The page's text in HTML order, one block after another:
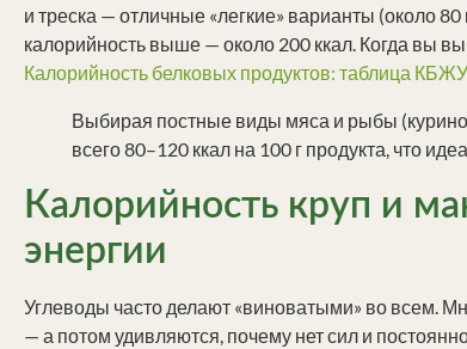
и треска — отличные «легкие» варианты (около
калорийность выше — около 200 ккал. Когда вы
Калорийность белковых продуктов: таблица
Выбирая постные виды мяса и рыбы
всего 80–120 ккал на 100 г продукта, что
Калорийность круп и
энергии
Углеводы часто делают «виноватыми» во всем.
— а потом удивляются, почему нет сил и